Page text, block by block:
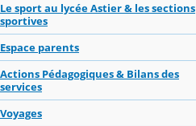
Le sport au lycée Astier & les sections
sportives
Espace parents
Actions Pédagogiques & Bilans des
services
Voyages